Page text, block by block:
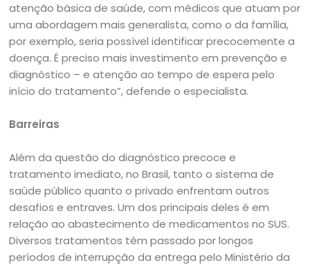
atenção básica de saúde, com médicos que atuam por
uma abordagem mais generalista, como o da família,
por exemplo, seria possível identificar precocemente a
doença. É preciso mais investimento em prevenção e
diagnóstico – e atenção ao tempo de espera pelo
início do tratamento”, defende o especialista.
Barreiras
Além da questão do diagnóstico precoce e
tratamento imediato, no Brasil, tanto o sistema de
saúde público quanto o privado enfrentam outros
desafios e entraves. Um dos principais deles é em
relação ao abastecimento de medicamentos no SUS.
Diversos tratamentos têm passado por longos
períodos de interrupção da entrega pelo Ministério da